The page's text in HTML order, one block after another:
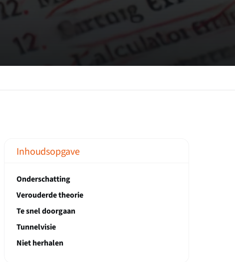
Inhoudsopgave
Onderschatting
Verouderde theorie
Te snel doorgaan
Tunnelvisie
Niet herhalen